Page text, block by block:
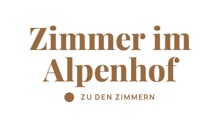
Zimmer im
Alpenhof
ZU DEN ZIMMERN